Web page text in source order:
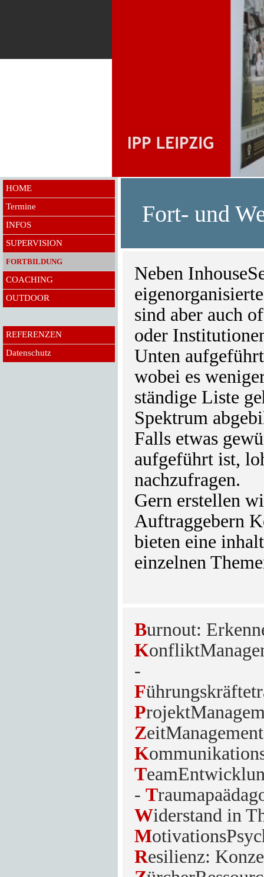
HOME
Termine
INFOS
SUPERVISION
FORTBILDUNG
COACHING
OUTDOOR
REFERENZEN
Datenschutz
Fort- und
Neben
sind aber auch
oder
Unten
wobei es
ständige Liste
Spektrum
Falls etwas
aufgeführt ist,
nachzufragen.
Gern erstellen
Auftraggebern
bieten eine
einzelnen
Burnout:
K
-
F
P
Z
K
T
-T
Widerstand in
M
Resilienz: